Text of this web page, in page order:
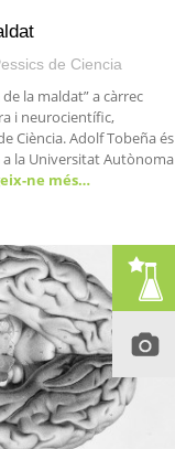
de Ciencia
la maldat” a càrrec
i neurocientífic,
Ciència. Adolf Tobeña és
la Universitat Autònoma
ne més…